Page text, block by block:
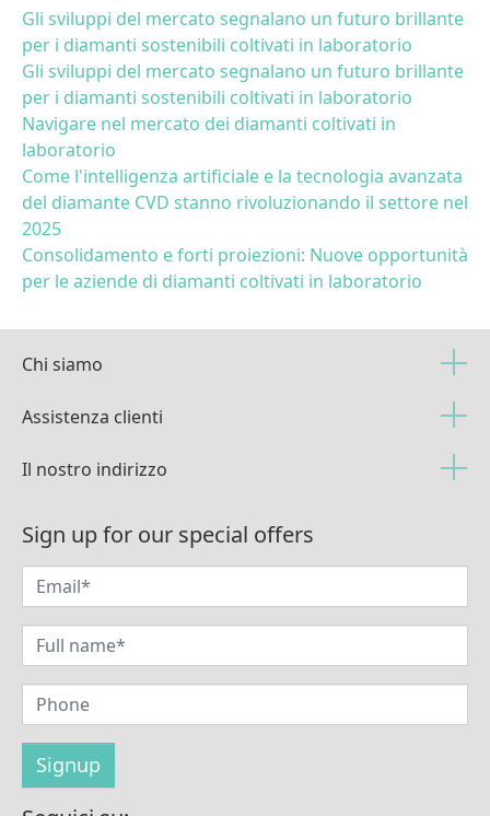
Gli sviluppi del mercato segnalano un futuro brillante
per i diamanti sostenibili coltivati in laboratorio
Gli sviluppi del mercato segnalano un futuro brillante
per i diamanti sostenibili coltivati in laboratorio
Navigare nel mercato dei diamanti coltivati in
laboratorio
Come l'intelligenza artificiale e la tecnologia avanzata
del diamante CVD stanno rivoluzionando il settore nel
2025
Consolidamento e forti proiezioni: Nuove opportunità
per le aziende di diamanti coltivati in laboratorio
Chi siamo
Assistenza clienti
Il nostro indirizzo
Sign up for our special offers